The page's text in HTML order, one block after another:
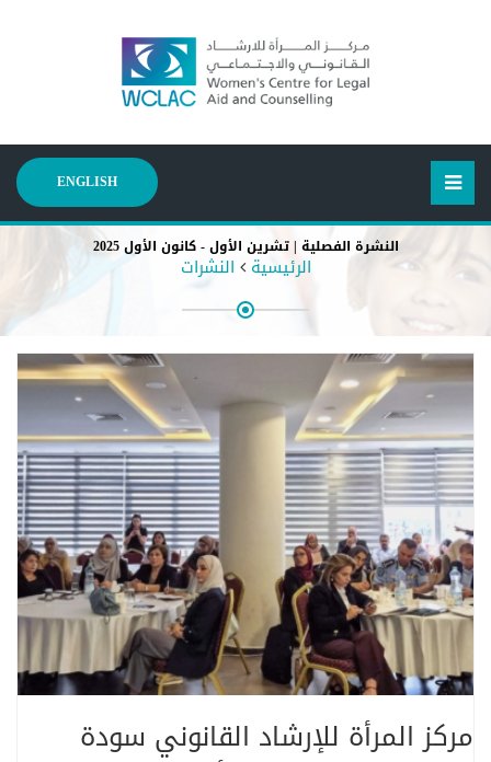
ENGLISH
النشرة الفصلية | تشرين الأول - كانون الأول 2025
الرئيسية النشرات
مركز المرأة للإرشاد القانوني سودة